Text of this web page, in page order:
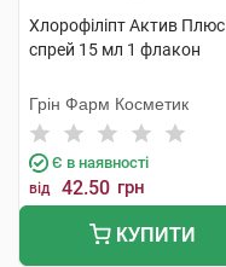
Хлорофіліпт Актив Плюс
спрей 15 мл 1 флакон
Грін Фарм Косметик
Є в наявності
від 42.50 грн
КУПИТИ